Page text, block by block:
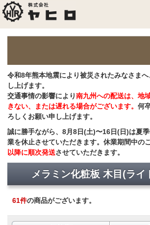
令和8年熊本地震により被災されたみなさま
し上げます。
交通事情の影響により南九州への配送は、地
きない、または遅れる場合がございます。 何
ろしくお願い申し上げます。
誠に勝手ながら、8月8日(土)〜16日(日)は夏
業を休止させていただきます。休業期間中の
以降に順次発送させていただきます。
メラミン化粧板 木目(ライ
61件の商品がございます。